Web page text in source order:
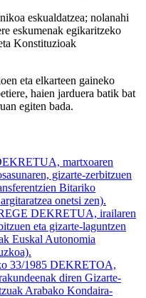
eskualdatzea; nolanahi
eskumenak egikaritzeko
Konstituzioak
eta elkarteen gaineko
haien jarduera batik bat
egiten bada.
martxoaren
gizarte-zerbitzuen
Bitariko
onetsi zen).
DEKRETUA, irailaren
eta gizarte-laguntzen
Euskal Autonomia
33/1985 DEKRETOA,
diren Gizarte-
Arabako Kondaira-